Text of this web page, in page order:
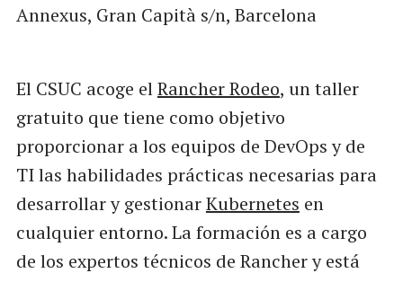
Annexus, Gran Capità s/n, Barcelona
El CSUC acoge elRancher Rodeo, un taller
gratuito que tiene como objetivo
proporcionar a los equipos de DevOps y de
TI las habilidades prácticas necesarias para
desarrollar y gestionarKubernetes en
cualquier entorno. La formación es a cargo
de los expertos técnicos de Rancher y está